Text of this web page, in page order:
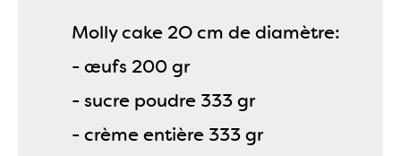
Molly cake 2O cm de diamètre:
- œufs 200 gr
- sucre poudre 333 gr
- crème entière 333 gr